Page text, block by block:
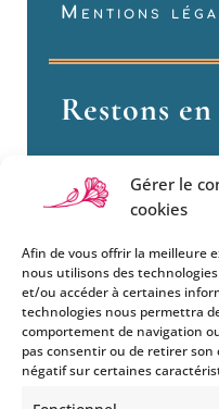
Gérer le
cookies
Afin de vous offrir la meilleure
nous utilisons des
et/ou accéder à certaines
technologies nous permettra
comportement de navigation
pas consentir ou de retirer
négatif sur certaines
Mentions
Restons
Si vous
des
que nous